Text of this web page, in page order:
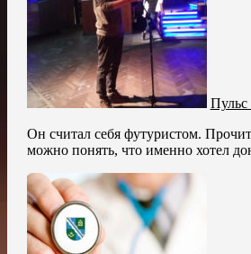
Он считал себя футуристом.
можно понять, что именно хотел